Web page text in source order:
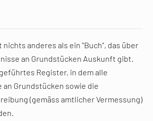
nichts anderes als ein "Buch", das über
an Grundstücken Auskunft gibt.
Register, in dem alle
Grundstücken sowie die
(gemäss amtlicher Vermessung)